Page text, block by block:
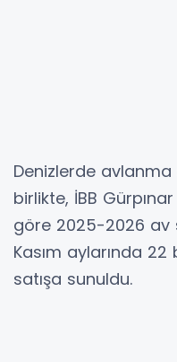
Denizlerde
birlikte, İBB
göre 2025-2026 av
Kasım aylarında
satışa sunuldu.